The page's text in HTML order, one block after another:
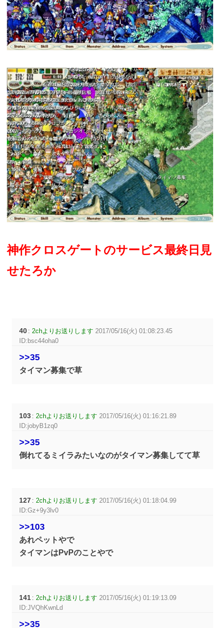
神作クロスゲートのサービス最終日見
せたろか
40 :2chよりお送りします 2017/05/16(火) 01:08:23.45
ID:bsc44oha0
>>35
タイマン募集で草
103 : 2chよりお送りします 2017/05/16(火) 01:16:21.89
ID:jobyB1zq0
>>35
倒れてるミイラみたいなのがタイマン募集してて草
127 : 2chよりお送りします 2017/05/16(火) 01:18:04.99
ID:Gz+9y3lv0
>>103
あれペットやで
タイマンはPvPのことやで
141 : 2chよりお送りします 2017/05/16(火) 01:19:13.09
ID:JVQhKwnLd
>>35